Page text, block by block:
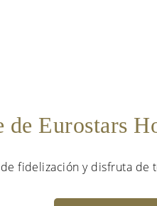
de Eurostars
fidelización y disfruta